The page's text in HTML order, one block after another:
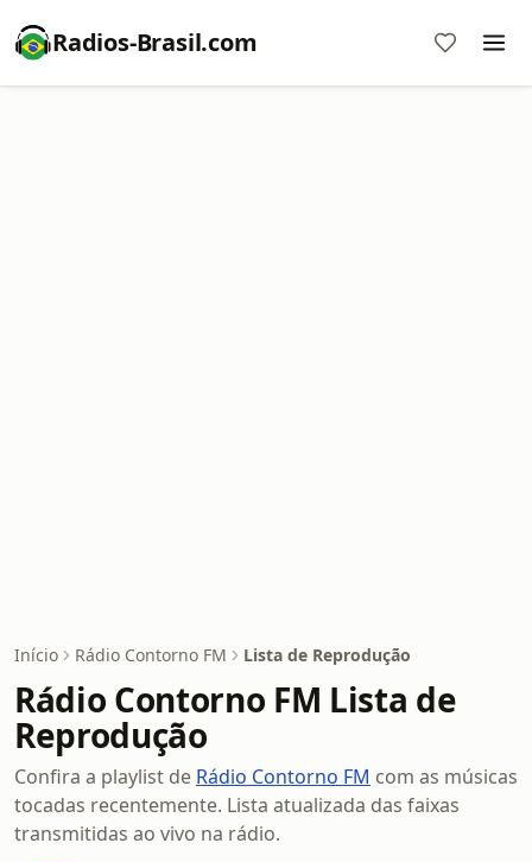
Radios-Brasil.com
Início Rádio Contorno FM Lista de Reprodução
Rádio Contorno FM Lista de
Reprodução
Confira a playlist de Rádio Contorno FM com as músicas
tocadas recentemente. Lista atualizada das faixas
transmitidas ao vivo na rádio.